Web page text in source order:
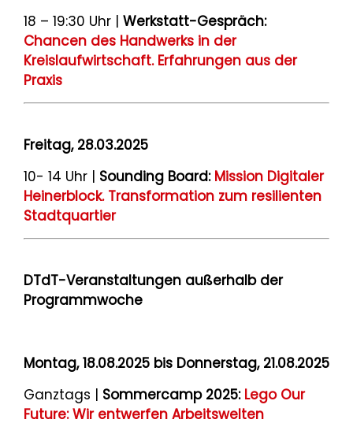
18 – 19:30 Uhr | Werkstatt-Gespräch:
Chancen des Handwerks in der
Kreislaufwirtschaft. Erfahrungen aus der
Praxis
Freitag, 28.03.2025
10- 14 Uhr | Sounding Board: Mission Digitaler
Heinerblock. Transformation zum resilienten
Stadtquartier
DTdT-Veranstaltungen außerhalb der
Programmwoche
Montag, 18.08.2025 bis Donnerstag, 21.08.2025
Ganztags | Sommercamp 2025: Lego Our
Future: Wir entwerfen Arbeitswelten